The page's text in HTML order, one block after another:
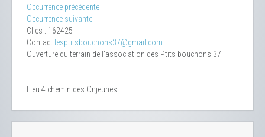
Occurrence précédente
Occurrence suivante
Clics : 162425
Contact lesptitsbouchons37@gmail.com
Ouverture du terrain de l'association des Ptits bouchons 37
Lieu 4 chemin des Onjeunes